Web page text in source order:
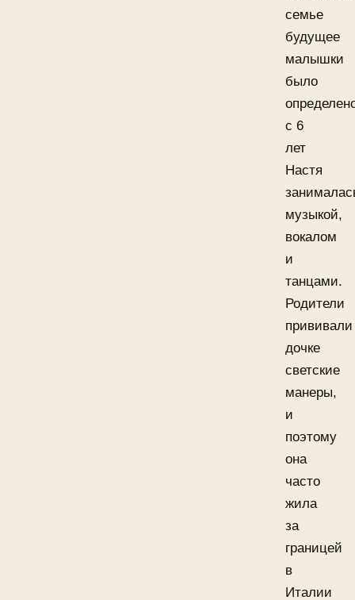
семье
будущее
малышки
было
с 6
лет
Настя
музыкой,
вокалом
и
танцами.
Родители
прививали
дочке
светские
манеры,
и
поэтому
она
часто
жила
за
границей
в
Италии